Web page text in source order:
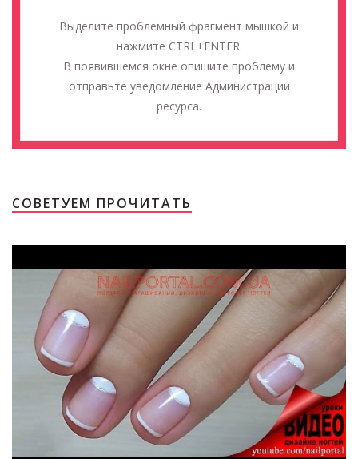
Выделите проблемный фрагмент мышкой и
нажмите CTRL+ENTER.
В появившемся окне опишите проблему и
отправьте уведомление Администрации
ресурса.
СОВЕТУЕМ ПРОЧИТАТЬ